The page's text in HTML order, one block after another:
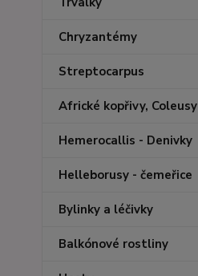
Chryzantémy
Streptocarpus
Africké kopřivy, Coleusy
Hemerocallis - Denivky
Helleborusy - čemeřice
Bylinky a léčivky
Balkónové rostliny